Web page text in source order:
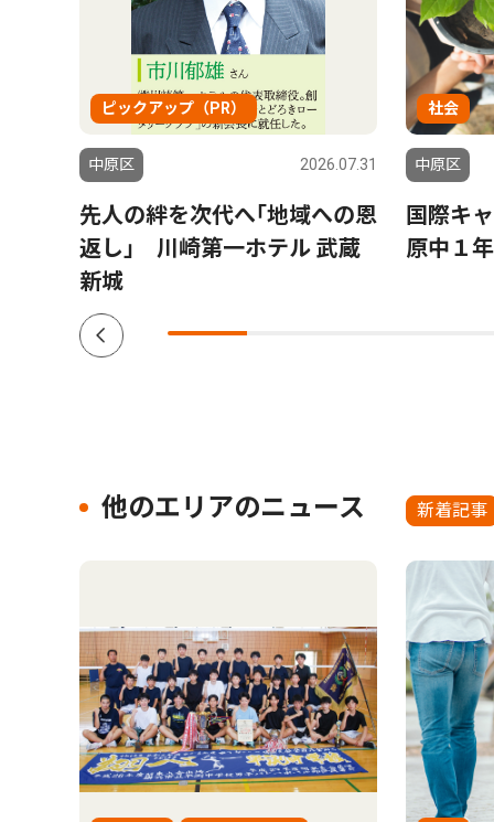
ピックアップ（PR）
中原区 2026.07.31
先人の絆を次代へ｢地域への恩
返し｣ 川崎第一ホテル 武蔵
新城
社会
中原区
国際キ
原中１
他のエリアのニュース 新着記事